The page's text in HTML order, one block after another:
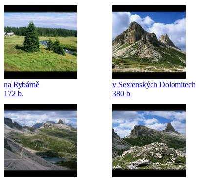
na Rybárně
172 b.
v Sextenských Dolomitech
380 b.